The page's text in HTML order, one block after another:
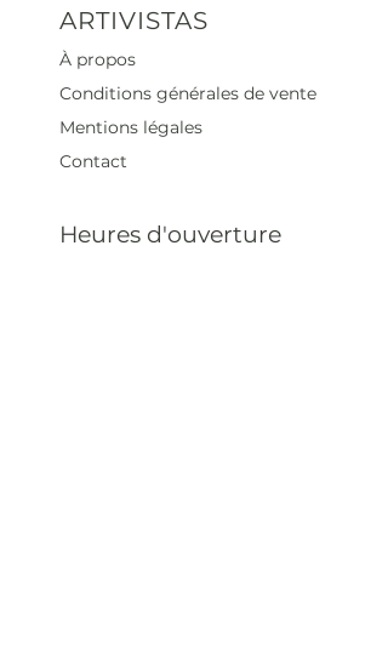
ARTIVISTAS
À propos
Conditions générales de vente
Mentions légales
Contact
Heures d'ouverture